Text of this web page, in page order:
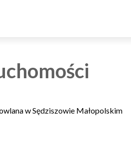
w Sędziszowie Małopolskim